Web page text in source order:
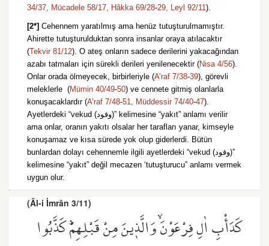
34/37, Mücadele 58/17, Hâkka 69/28-29, Leyl 92/11).
[2*] Cehennem yaratılmış ama henüz tutuşturulmamıştır.
Ahirette tutuşturulduktan sonra insanlar oraya atılacaktır
(Tekvir 81/12). O ateş onların sadece derilerini yakacağından
azabı tatmaları için sürekli derileri yenilenecektir (Nisa 4/56).
Onlar orada ölmeyecek, birbirleriyle (A’raf 7/38-39), görevli
meleklerle (Mümin 40/49-50) ve cennete gitmiş olanlarla
konuşacaklardır (A’raf 7/48-51, Müddessir 74/40-47).
Ayetlerdeki “vekud (وقود)” kelimesine “yakıt” anlamı verilir
ama onlar, oranın yakıtı olsalar her tarafları yanar, kimseyle
konuşamaz ve kısa sürede yok olup giderlerdi. Bütün
bunlardan dolayı cehennemle ilgili ayetlerdeki “vekud (وقود)”
kelimesine “yakıt” değil mecazen ‘tutuşturucu” anlamı vermek
uygun olur.
(Âl-i İmrân 3/11)
كَدَأْبِ اٰلِ فِرْعَوْنَۙ وَالَّذ۪ينَ مِنْ قَبْلِهِمْۜ كَذَّبُوا